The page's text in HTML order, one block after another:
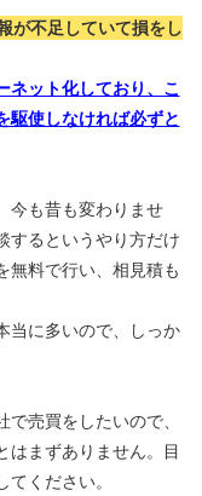
が不足していて損をし
ネット化しており、こ
駆使しなければ必ずと
今も昔も変わりませ
するというやり方だけ
無料で行い、相見積も
当に多いので、しっか
売買をしたいので、
はまずありません。目
ください。